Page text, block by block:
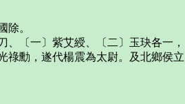
。
〔一〕紫艾綬、〔二〕玉玦各一
勳，遂代楊震為太尉。及北鄉侯